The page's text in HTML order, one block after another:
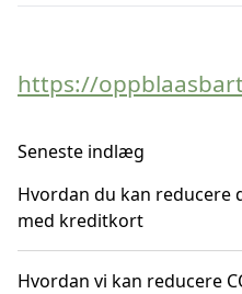
https://
Seneste indlæg
Hvordan du kan reducere
med kreditkort
Hvordan vi kan reducere